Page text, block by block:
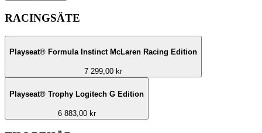
RACINGSÄTE
Playseat® Formula Instinct McLaren Racing Edition
7 299,00 kr
Playseat® Trophy Logitech G Edition
6 883,00 kr